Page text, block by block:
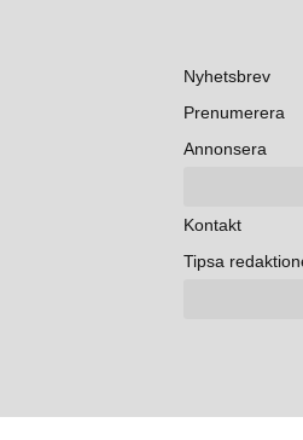
Nyhetsbrev
Prenumerera
Annonsera
Kontakt
Tipsa